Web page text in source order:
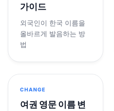
가이드
외국인이 한국 이름을
올바르게 발음하는 방
법
CHANGE
여권 영문 이름 변